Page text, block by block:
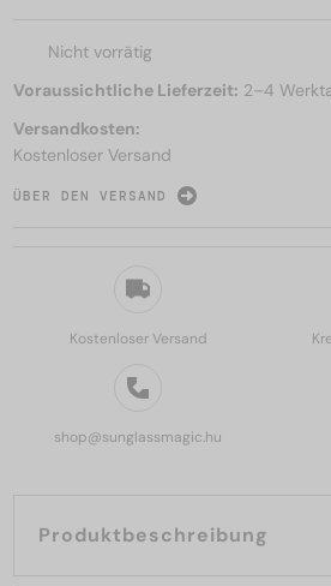
Kostenloser Versand
shop@sunglassmagic.hu
Produktbeschreibung
Nicht vorrätig
Voraussichtliche Lieferzeit: 2–4
Versandkosten:
Kostenloser Versand
ÜBER DEN VERSAND